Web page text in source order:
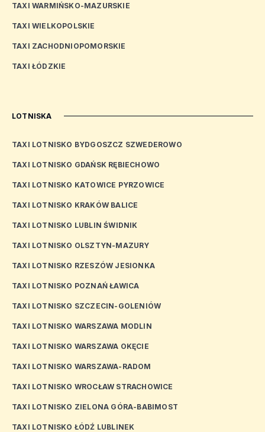
TAXI WARMIŃSKO-MAZURSKIE
TAXI WIELKOPOLSKIE
TAXI ZACHODNIOPOMORSKIE
TAXI ŁÓDZKIE
LOTNISKA
TAXI LOTNISKO BYDGOSZCZ SZWEDEROWO
TAXI LOTNISKO GDAŃSK RĘBIECHOWO
TAXI LOTNISKO KATOWICE PYRZOWICE
TAXI LOTNISKO KRAKÓW BALICE
TAXI LOTNISKO LUBLIN ŚWIDNIK
TAXI LOTNISKO OLSZTYN-MAZURY
TAXI LOTNISKO RZESZÓW JESIONKA
TAXI LOTNISKO POZNAŃ ŁAWICA
TAXI LOTNISKO SZCZECIN-GOLENIÓW
TAXI LOTNISKO WARSZAWA MODLIN
TAXI LOTNISKO WARSZAWA OKĘCIE
TAXI LOTNISKO WARSZAWA-RADOM
TAXI LOTNISKO WROCŁAW STRACHOWICE
TAXI LOTNISKO ZIELONA GÓRA-BABIMOST
TAXI LOTNISKO ŁÓDŹ LUBLINEK